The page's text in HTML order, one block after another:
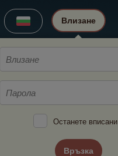
Влизане
Останете вписани
Връзка